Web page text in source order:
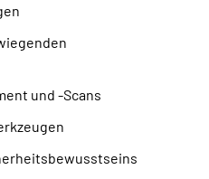
und -Scans